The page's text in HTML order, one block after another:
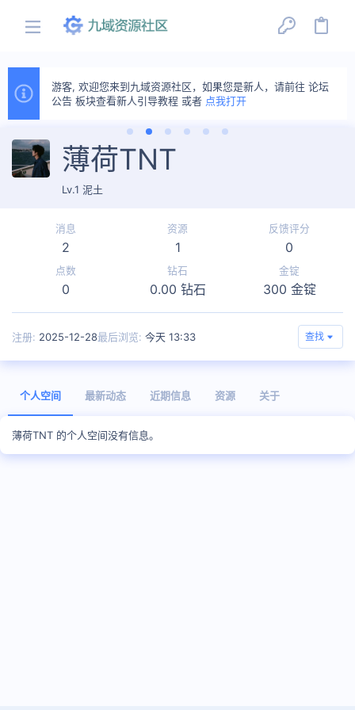
游客, 欢迎您来到九域资源社区，如果您是新人，请前往 论坛
公告 板块查看新人引导教程 或者 点我打开
薄荷TNT
Lv.1 泥土
消息
2
资源
1
反馈评分
0
点数
0
钻石
0.00 钻石
金锭
300 金锭
注册 2025-12-28最后浏览 今天 13:33 查找
个人空间 最新动态 近期信息 资源 关于
薄荷TNT 的个人空间没有信息。